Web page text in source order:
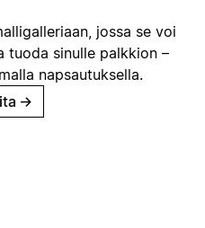
jossa se voi
tuoda sinulle palkkion –
napsautuksella.
→